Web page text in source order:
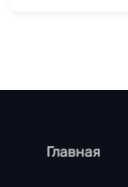
footer
Главная